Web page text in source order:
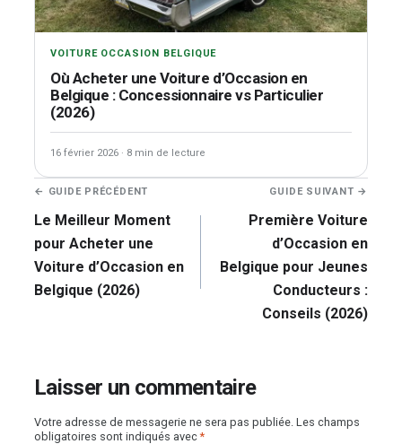
VOITURE OCCASION BELGIQUE
Où Acheter une Voiture d’Occasion en
Belgique : Concessionnaire vs Particulier
(2026)
16 février 2026 · 8 min de lecture
Navigation
de
l’article
← GUIDE PRÉCÉDENT
Le Meilleur Moment
pour Acheter une
Voiture d’Occasion en
Belgique (2026)
GUIDE SUIVANT →
Première Voiture
d’Occasion en
Belgique pour Jeunes
Conducteurs :
Conseils (2026)
Laisser un commentaire
Votre adresse de messagerie ne sera pas publiée. Les champs
obligatoires sont indiqués avec*